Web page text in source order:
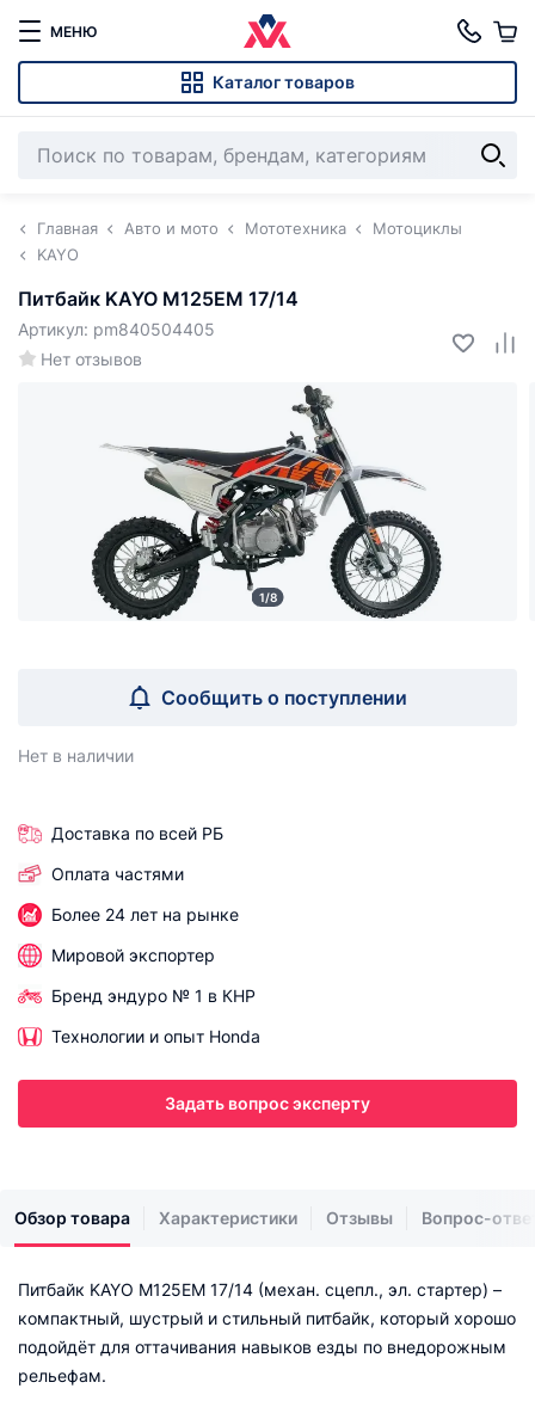
МЕНЮ
Каталог товаров
Главная Авто и мото Мототехника
Мотоциклы
KAYO
Питбайк KAYO M125EM 17/14
Нет отзывов
Артикул: pm840504405
1/8
Сообщить о поступлении
Нет в наличии
Доставка по всей РБ
Оплата частями
Более 24 лет на рынке
Мировой экспортер
Бренд эндуро № 1 в КНР
Технологии и опыт Honda
Задать вопрос эксперту
Обзор товара Характеристики Отзывы Вопрос-
Питбайк KAYO M125EM 17/14 (механ. сцепл., эл. стартер) –
компактный, шустрый и стильный питбайк, который хорошо
подойдёт для оттачивания навыков езды по внедорожным
рельефам.